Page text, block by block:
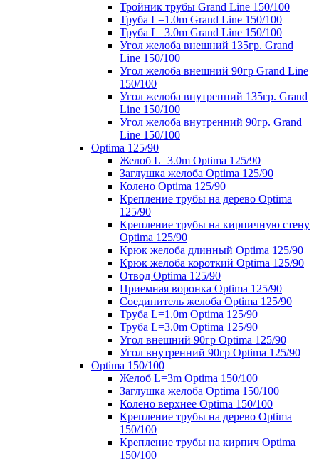
Тройник трубы Grand Line 150/100
Труба L=1.0m Grand Line 150/100
Труба L=3.0m Grand Line 150/100
Угол желоба внешний 135гр. Grand
Line 150/100
Угол желоба внешний 90гр Grand Line
150/100
Угол желоба внутренний 135гр. Grand
Line 150/100
Угол желоба внутренний 90гр. Grand
Line 150/100
Optima 125/90
Желоб L=3.0m Optima 125/90
Заглушка желоба Optima 125/90
Колено Optima 125/90
Крепление трубы на дерево Optima
125/90
Крепление трубы на кирпичную стену
Optima 125/90
Крюк желоба длинный Optima 125/90
Крюк желоба короткий Optima 125/90
Отвод Optima 125/90
Приемная воронка Optima 125/90
Соединитель желоба Optima 125/90
Труба L=1.0m Optima 125/90
Труба L=3.0m Optima 125/90
Угол внешний 90гр Optima 125/90
Угол внутренний 90гр Optima 125/90
Optima 150/100
Желоб L=3m Optima 150/100
Заглушка желоба Optima 150/100
Колено верхнее Optima 150/100
Крепление трубы на дерево Optima
150/100
Крепление трубы на кирпич Optima
150/100